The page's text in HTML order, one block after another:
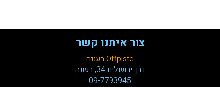
צור איתנו קשר
Offpiste רעננה
דרך ירושלים 34, רעננה
09-7793945